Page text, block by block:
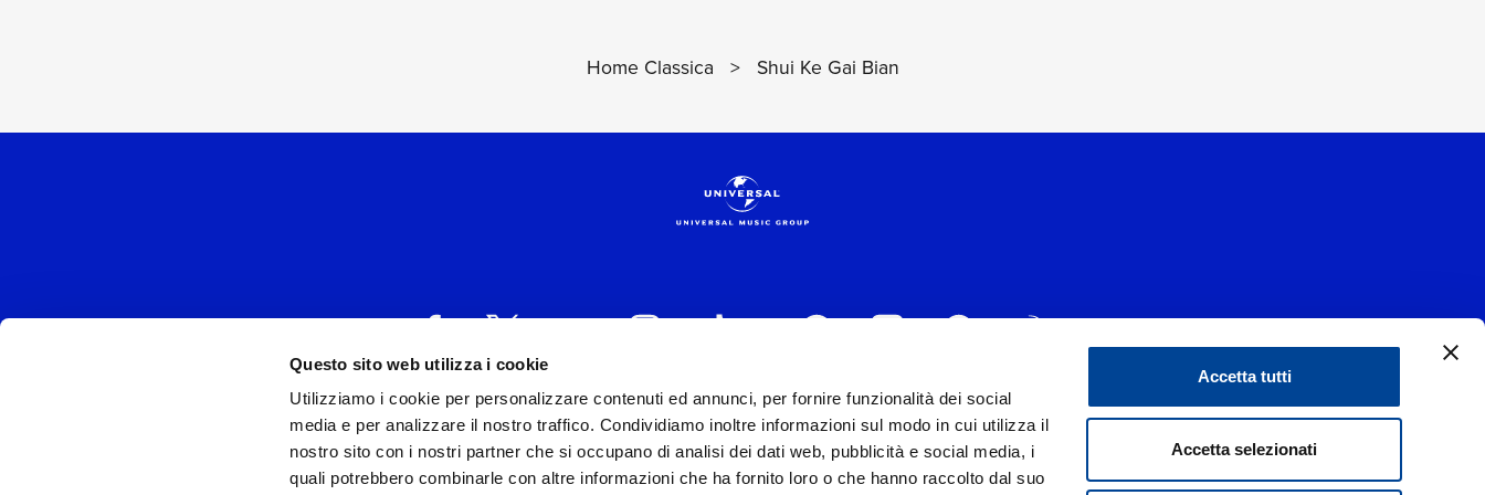
Questo sito web utilizza i cookie
Utilizziamo i cookie per personalizzare contenuti ed annunci, per fornire funzionalità dei social
media e per analizzare il nostro traffico. Condividiamo inoltre informazioni sul modo in cui utilizza il
nostro sito con i nostri partner che si occupano di analisi dei dati web, pubblicità e social media, i
quali potrebbero combinarle con altre informazioni che ha fornito loro o che hanno raccolto dal suo
Accetta tutti
Accetta selezionati
Home Classica > Shui Ke Gai Bian
UNIVERSAL MUSIC ITALIA s.r.l. (Società con unico socio) | Via Nervesa, 21 - 20139 Milano
P.IVA IT03802730154 Iscritta al REA di Milano con il numero 966135 in data 29/06/1977
Capitale sociale Euro 2.000.000 interamente versato.